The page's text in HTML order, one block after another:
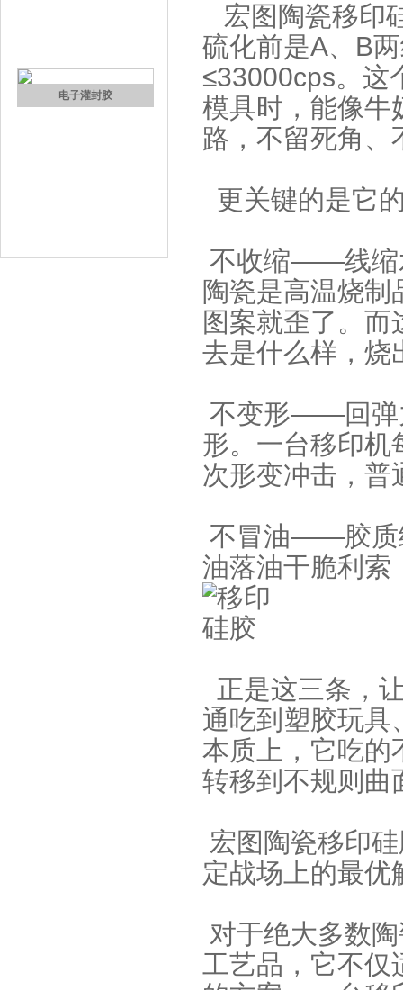
果冻胶
宏图陶瓷移印
硫化前是A、B
≤33000cps。这
模具时，能像牛
路，不留死角、
更关键的是它
不收缩——线缩
陶瓷是高温烧制
图案就歪了。
去是什么样，烧
不变形——回弹
形。一台移印机
次形变冲击，普
不冒油——胶质
油落油干脆利索
正是这三条，
通吃到塑胶玩具
本质上，它吃的
转移到不规则曲
宏图陶瓷移印
定战场上的最优
对于绝大多数
工艺品，它不仅